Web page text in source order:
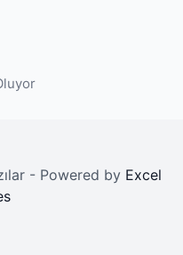
- Powered by Excel